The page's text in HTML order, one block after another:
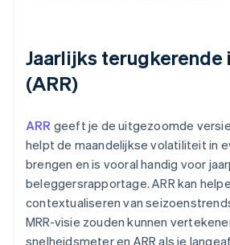
Jaarlijks terugkerende
(ARR)
ARR geeft je de uitgezoomde versie
helpt de maandelijkse volatiliteit in
brengen en is vooral handig voor
beleggersrapportage. ARR kan
contextualiseren van
MRR-visie zouden kunnen
snelheidsmeter en ARR als je